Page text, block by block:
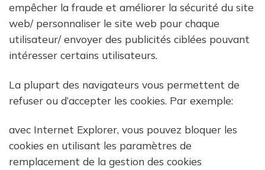
empêcher la fraude et améliorer la sécurité du site
web/ personnaliser le site web pour chaque
utilisateur/ envoyer des publicités ciblées pouvant
intéresser certains utilisateurs.
La plupart des navigateurs vous permettent de
refuser ou d’accepter les cookies. Par exemple:
avec Internet Explorer, vous pouvez bloquer les
cookies en utilisant les paramètres de
remplacement de la gestion des cookies